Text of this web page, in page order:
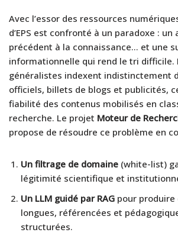
Avec l’essor des ressources
d’EPS est confronté à un paradoxe : un
précédent à la connaissance… et une
informationnelle qui rend le tri difficile.
généralistes indexent indistinctement
officiels, billets de blogs et publicités,
fiabilité des contenus mobilisés en
recherche. Le projet Moteur de
propose de résoudre ce problème en
Un filtrage de domaine (white-list)
légitimité scientifique et
Un LLM guidé par RAG pour produire
longues, référencées et
structurées.